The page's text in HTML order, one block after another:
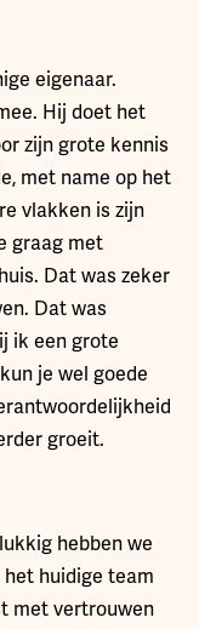
eigenaar.
Hij doet het
zijn grote kennis
met name op het
vlakken is zijn
graag met
Dat was zeker
Dat was
ik een grote
je wel goede
groeit.
hebben we
huidige team
met vertrouwen